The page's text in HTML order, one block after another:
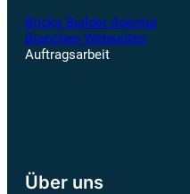
Bricks Builder Agentur
Branchen Webseiten
Auftragsarbeit
Über uns